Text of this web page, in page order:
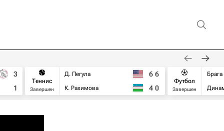
3
1
Теннис
Завершен
Д. Пегула
К. Рахимова
6 6
4 0
Футбол
Завершен
Брага